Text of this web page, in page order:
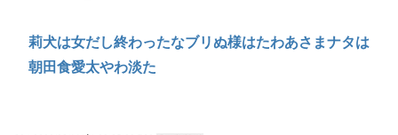
莉犬は女だし終わったなブリぬ様はたわあさまナタは
朝田食愛太やわ淡た